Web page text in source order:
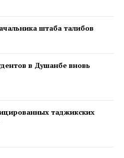
штаба талибов
в Душанбе вновь
таджикских